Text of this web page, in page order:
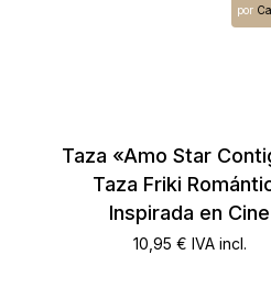
No hay
Taza «Amo Star
Taza Friki
Inspirada en Cine
10,95 € IVA incl.
por